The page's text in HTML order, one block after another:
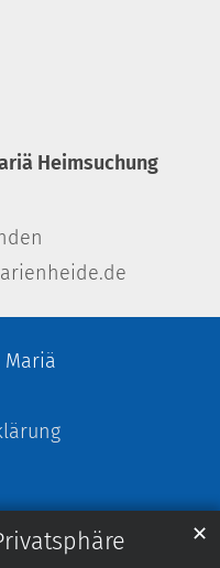
✕
Heimsuchung
Mariä